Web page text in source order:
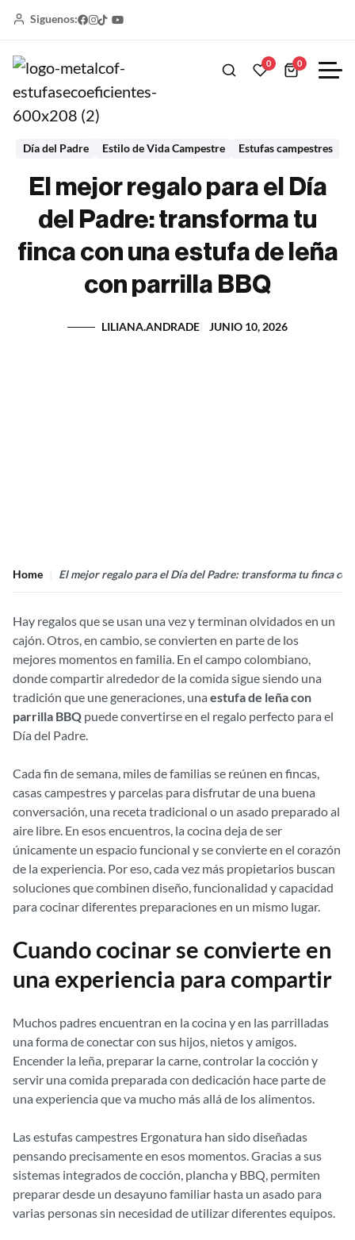
Siguenos:
0 0
Día del Padre Estilo de Vida Campestre Estufas campestres
El mejor regalo para el Día
del Padre: transforma tu
finca con una estufa de leña
con parrilla BBQ
LILIANA.ANDRADE JUNIO 10, 2026
Home El mejor regalo para el Día del Padre: transforma tu finca
Hay regalos que se usan una vez y terminan olvidados en un
cajón. Otros, en cambio, se convierten en parte de los
mejores momentos en familia. En el campo colombiano,
donde compartir alrededor de la comida sigue siendo una
tradición que une generaciones, una estufa de leña con
parrilla BBQ puede convertirse en el regalo perfecto para el
Día del Padre.
Cada fin de semana, miles de familias se reúnen en fincas,
casas campestres y parcelas para disfrutar de una buena
conversación, una receta tradicional o un asado preparado al
aire libre. En esos encuentros, la cocina deja de ser
únicamente un espacio funcional y se convierte en el corazón
de la experiencia. Por eso, cada vez más propietarios buscan
soluciones que combinen diseño, funcionalidad y capacidad
para cocinar diferentes preparaciones en un mismo lugar.
Cuando cocinar se convierte en
una experiencia para compartir
Muchos padres encuentran en la cocina y en las parrilladas
una forma de conectar con sus hijos, nietos y amigos.
Encender la leña, preparar la carne, controlar la cocción y
servir una comida preparada con dedicación hace parte de
una experiencia que va mucho más allá de los alimentos.
Las estufas campestres Ergonatura han sido diseñadas
pensando precisamente en esos momentos. Gracias a sus
sistemas integrados de cocción, plancha y BBQ, permiten
preparar desde un desayuno familiar hasta un asado para
varias personas sin necesidad de utilizar diferentes equipos.